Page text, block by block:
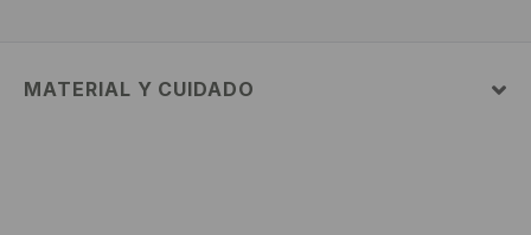
MATERIAL Y CUIDADO